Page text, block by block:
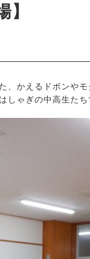
】
かえるドボンや
しゃぎの中高生たち